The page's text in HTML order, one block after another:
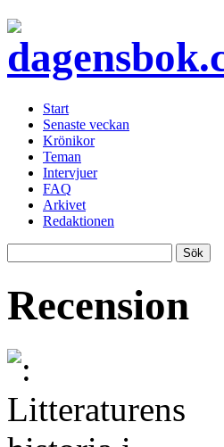
Start
Senaste veckan
Krönikor
Teman
Intervjuer
FAQ
Arkivet
Redaktionen
Recension